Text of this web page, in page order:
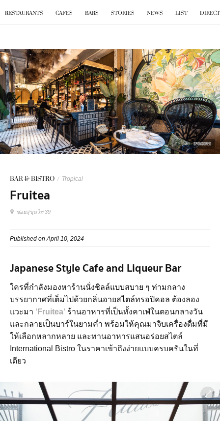
BKK .EAT
RESTAURANTS CAFES BARS STORIES NEWS LIST
SPONSORED
BAR & BISTRO / Tropical
Fruitea
ซอยสุขุมวิท 39
Published on April 10, 2024
Japanese Style Cafe and Liqueur Bar
ใครที่กำลังมองหาร้านนั่งชิลล์แบบสบาย ๆ ท่ามกลาง
บรรยากาศที่เต็มไปด้วยกลิ่นอายสไตล์ทรอปิคอล ต้องลอง
แวะมา ‘Fruitea’ ร้านอาหารที่เป็นทั้งคาเฟ่ในตอนกลางวัน
และกลายเป็นบาร์ในยามค่ำ พร้อมให้คุณมาจิบเครื่องดื่มที่มี
ให้เลือกหลากหลาย และทานอาหารแสนอร่อยสไตล์
International Bistro ในราคาเข้าถึงง่ายแบบครบครันในที่
เดียว